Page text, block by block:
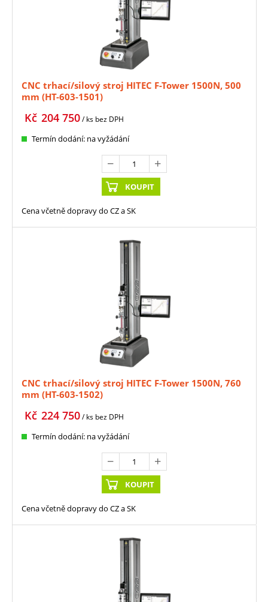
CNC trhací/silový stroj HITEC F-Tower 1500N, 500
mm (HT-603-1501)
204 750
Kč / ks bez DPH
Termín dodání: na vyžádání
KOUPIT
Cena včetně dopravy do CZ a SK
CNC trhací/silový stroj HITEC F-Tower 1500N, 760
mm (HT-603-1502)
224 750
Kč / ks bez DPH
Termín dodání: na vyžádání
KOUPIT
Cena včetně dopravy do CZ a SK